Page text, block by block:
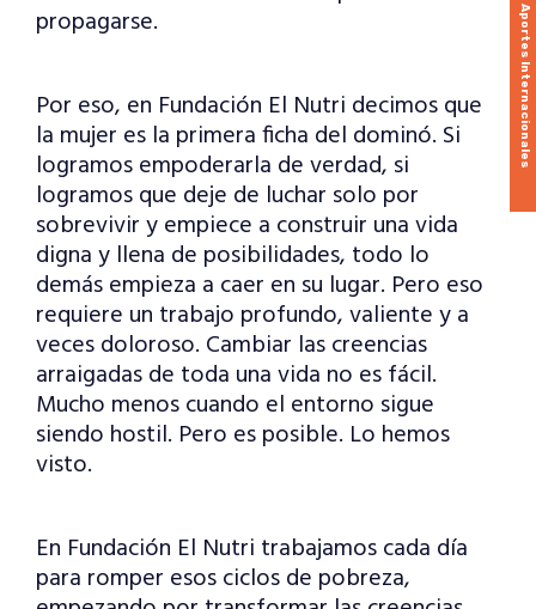
Aportes Internacionales
propagarse.
Por eso, en Fundación El Nutri decimos que
la mujer es la primera ficha del dominó. Si
logramos empoderarla de verdad, si
logramos que deje de luchar solo por
sobrevivir y empiece a construir una vida
digna y llena de posibilidades, todo lo
demás empieza a caer en su lugar. Pero eso
requiere un trabajo profundo, valiente y a
veces doloroso. Cambiar las creencias
arraigadas de toda una vida no es fácil.
Mucho menos cuando el entorno sigue
siendo hostil. Pero es posible. Lo hemos
visto.
En Fundación El Nutri trabajamos cada día
para romper esos ciclos de pobreza,